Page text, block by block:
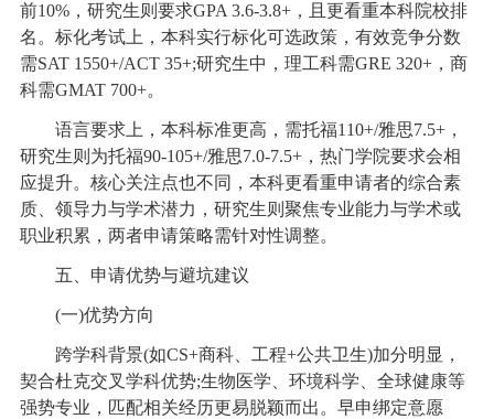
前10%，研究生则要求GPA 3.6-3.8+，且更看重本科院校排
名。标化考试上，本科实行标化可选政策，有效竞争分数
需SAT 1550+/ACT 35+;研究生中，理工科需GRE 320+，商
科需GMAT 700+。
语言要求上，本科标准更高，需托福110+/雅思7.5+，
研究生则为托福90-105+/雅思7.0-7.5+，热门学院要求会相
应提升。核心关注点也不同，本科更看重申请者的综合素
质、领导力与学术潜力，研究生则聚焦专业能力与学术或
职业积累，两者申请策略需针对性调整。
五、申请优势与避坑建议
(一)优势方向
跨学科背景(如CS+商科、工程+公共卫生)加分明显，
契合杜克交叉学科优势;生物医学、环境科学、全球健康等
强势专业，匹配相关经历更易脱颖而出。早申绑定意愿